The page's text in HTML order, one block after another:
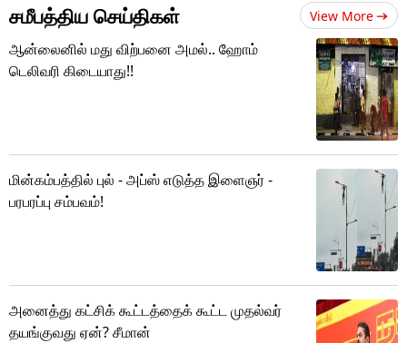
சமீபத்திய செய்திகள் View More
ஆன்லைனில் மது விற்பனை அமல்.. ஹோம்
டெலிவரி கிடையாது!!
மின்கம்பத்தில் புல் - அப்ஸ் எடுத்த இளைஞர் -
பரபரப்பு சம்பவம்!
அனைத்து கட்சிக் கூட்டத்தைக் கூட்ட முதல்வர்
தயங்குவது ஏன்? சீமான்